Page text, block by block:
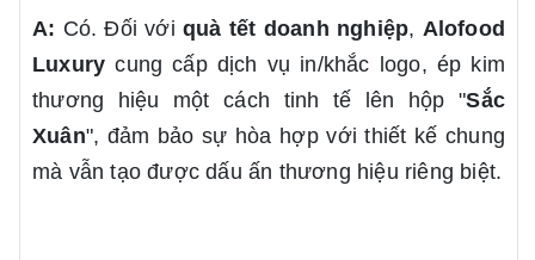
A: Có. Đối vớiquà tết doanh nghiệp, Alofood
Luxury cung cấp dịch vụ in/khắc logo, ép kim
thương hiệu một cách tinh tế lên hộp "Sắc
Xuân", đảm bảo sự hòa hợp với thiết kế chung
mà vẫn tạo được dấu ấn thương hiệu riêng biệt.